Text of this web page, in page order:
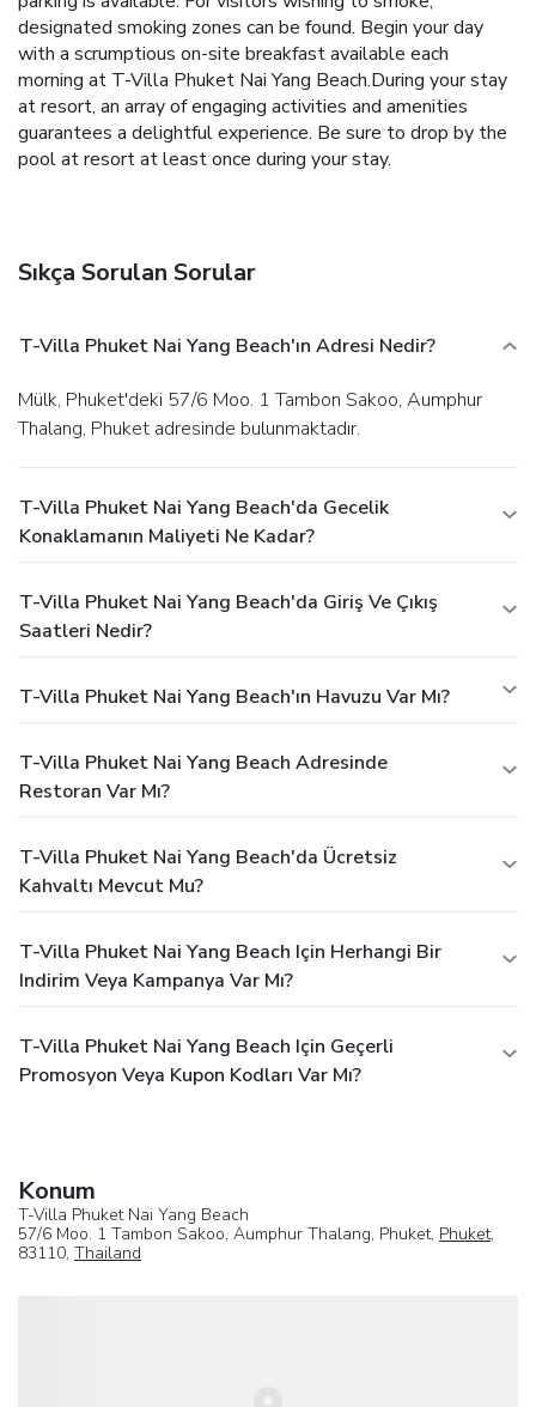
designated smoking zones can be found. Begin your day
with a scrumptious on-site breakfast available each
morning at T-Villa Phuket Nai Yang Beach.During your stay
at resort, an array of engaging activities and amenities
guarantees a delightful experience. Be sure to drop by the
pool at resort at least once during your stay.
Sıkça Sorulan Sorular
T-Villa Phuket Nai Yang Beach'ın Adresi Nedir?
Mülk, Phuket'deki 57/6 Moo. 1 Tambon Sakoo, Aumphur
Thalang, Phuket adresinde bulunmaktadır.
T-Villa Phuket Nai Yang Beach'da Gecelik
Konaklamanın Maliyeti Ne Kadar?
T-Villa Phuket Nai Yang Beach'da Giriş Ve Çıkış
Saatleri Nedir?
T-Villa Phuket Nai Yang Beach'ın Havuzu Var Mı?
T-Villa Phuket Nai Yang Beach Adresinde
Restoran Var Mı?
T-Villa Phuket Nai Yang Beach'da Ücretsiz
Kahvaltı Mevcut Mu?
T-Villa Phuket Nai Yang Beach Için Herhangi Bir
Indirim Veya Kampanya Var Mı?
T-Villa Phuket Nai Yang Beach Için Geçerli
Promosyon Veya Kupon Kodları Var Mı?
Konum
T-Villa Phuket Nai Yang Beach
57/6 Moo. 1 Tambon Sakoo, Aumphur Thalang, Phuket, Phuket,
83110, Thailand